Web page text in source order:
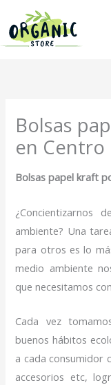
contenido
Bolsas
en
Bolsas papel kraft
¿Concientizarnos
ambiente? Una
para otros es lo
medio ambiente
que necesitamos
Cada vez
buenos hábitos
a cada consumidor
accesorios etc,